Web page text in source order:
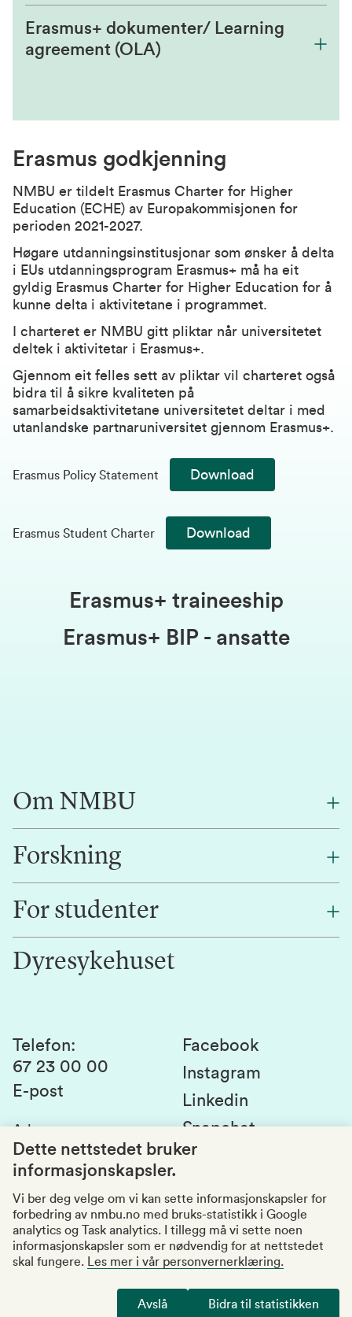
Erasmus+ dokumenter/ Learning
agreement (OLA)
Erasmus godkjenning
NMBU er tildelt Erasmus Charter for Higher
Education (ECHE) av Europakommisjonen for
perioden 2021-2027.
Høgare utdanningsinstitusjonar som ønsker å delta
i EUs utdanningsprogram Erasmus+ må ha eit
gyldig Erasmus Charter for Higher Education for å
kunne delta i aktivitetane i programmet.
I charteret er NMBU gitt pliktar når universitetet
deltek i aktivitetar i Erasmus+.
Gjennom eit felles sett av pliktar vil charteret også
bidra til å sikre kvaliteten på
samarbeidsaktivitetane universitetet deltar i med
utanlandske partnaruniversitet gjennom Erasmus+.
Erasmus Policy Statement Download
Erasmus Student Charter Download
Erasmus+ traineeship
Erasmus+ BIP - ansatte
Om NMBU
Om oss
Alumni
Kontakt oss
Forskning
Forskning
Innovasjon
For studenter
Studentlivet
Studier og emner
Studenttinget
Si fra om avvik
Kvalitet i utdanningen
Dyresykehuset
Telefon:
67 23 00 00
E-post
Adresse:
Postboks 5003
1432 Ås
Organisasjonsnummer
969159570
Besøksadresser
Facebook
Instagram
Linkedin
Snapchat
Tilgjengelighetserklæring
Personvernerklæring
Dette nettstedet bruker
informasjonskapsler.
Vi ber deg velge om vi kan sette informasjonskapsler for
forbedring av nmbu.no med bruks-statistikk i Google
analytics og Task analytics. I tillegg må vi sette noen
informasjonskapsler som er nødvendig for at nettstedet
skal fungere.
Les mer i vår personvernerklæring.
Avslå Bidra til statistikken